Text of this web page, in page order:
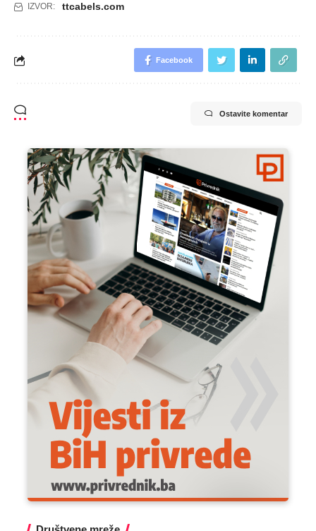
IZVOR: ttcabels.com
Facebook
Ostavite komentar